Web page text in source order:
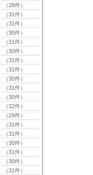
（28件）
（31件）
（31件）
（30件）
（31件）
（30件）
（31件）
（31件）
（30件）
（31件）
（30件）
（32件）
（29件）
（31件）
（31件）
（30件）
（31件）
（30件）
（31件）